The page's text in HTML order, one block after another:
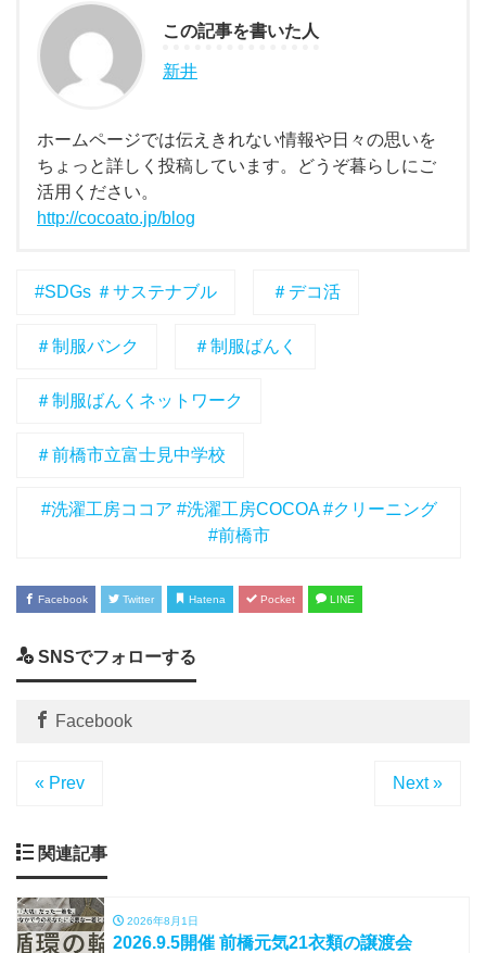
この記事を書いた人
新井
ホームページでは伝えきれない情報や日々の思いを
ちょっと詳しく投稿しています。どうぞ暮らしにご
活用ください。
http://cocoato.jp/blog
#SDGs ＃サステナブル ＃デコ活
＃制服バンク ＃制服ばんく
＃制服ばんくネットワーク
＃前橋市立富士見中学校
#洗濯工房ココア #洗濯工房COCOA #クリーニング
#前橋市
Facebook Twitter Hatena Pocket LINE
SNSでフォローする
Facebook
« Prev Next »
関連記事
2026年8月1日
2026.9.5開催 前橋元気21衣類の譲渡会